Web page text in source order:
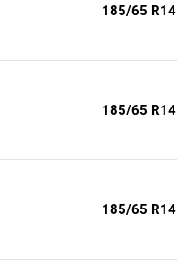
185/65 R14
185/65 R14
185/65 R14